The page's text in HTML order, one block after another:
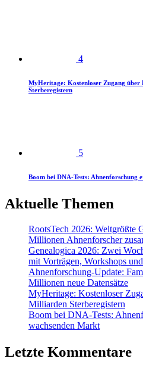
4
MyHeritage: Kostenloser Zugang
Sterberegistern
5
Boom bei DNA-Tests: Ahnenforschung
Aktuelle Themen
RootsTech 2026: Weltgrößte
Millionen Ahnenforscher
Genealogica 2026: Zwei
mit Vorträgen, Workshops
Ahnenforschung-Update:
Millionen neue Datensätze
MyHeritage: Kostenloser
Milliarden Sterberegistern
Boom bei DNA-Tests:
wachsenden Markt
Letzte Kommentare